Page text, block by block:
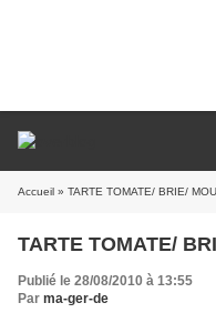
Accueil » TARTE TOMATE/ BRIE/
TARTE TOMATE/
Publié le 28/08/2010 à 13:55
Par ma-ger-de